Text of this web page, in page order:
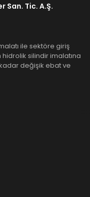
San. Tic. A.Ş.
ile sektöre giriş
hidrolik silindir imalatına
değişik ebat ve